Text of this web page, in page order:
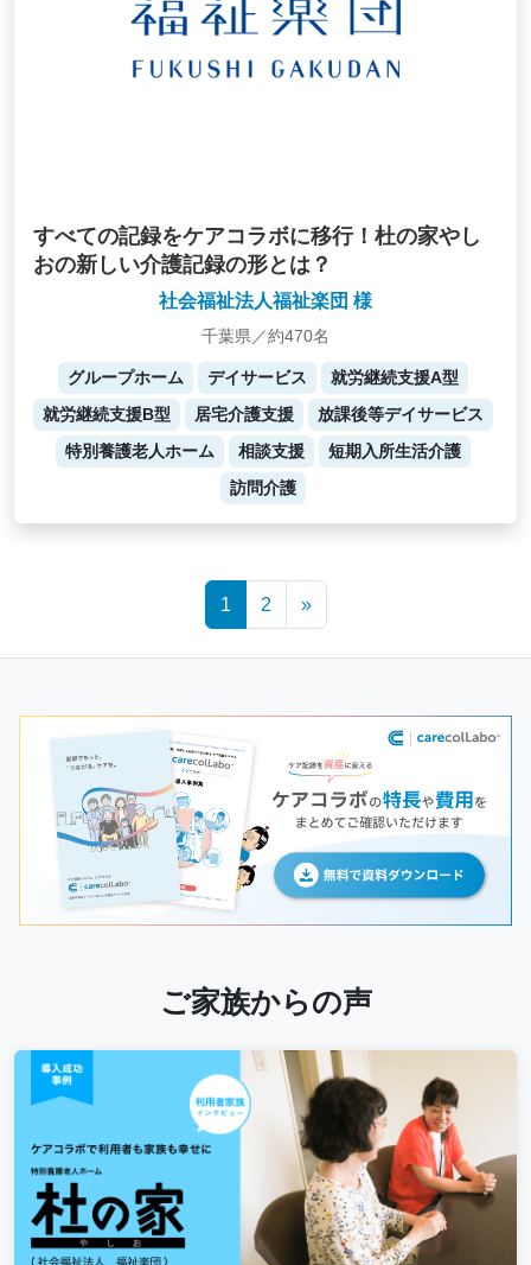
すべての記録をケアコラボに移行！杜の家やし
おの新しい介護記録の形とは？
社会福祉法人福祉楽団 様
千葉県／約470名
グループホーム デイサービス
就労継続支援A型
就労継続支援B型
居宅介護支援
放課後等デイサービス
特別養護老人ホーム
相談支援
短期入所生活介護
訪問介護
1 2 »
ご家族からの声